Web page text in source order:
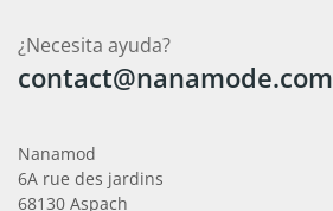
¿Necesita ayuda?
contact@nanamode.com
Nanamod
6A rue des jardins
68130 Aspach